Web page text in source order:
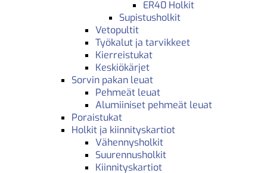
ER40 Holkit
Supistusholkit
Vetopultit
Työkalut ja tarvikkeet
Kierreistukat
Keskiökärjet
Sorvin pakan leuat
Pehmeät leuat
Alumiiniset pehmeät leuat
Poraistukat
Holkit ja kiinnityskartiot
Vähennysholkit
Suurennusholkit
Kiinnityskartiot